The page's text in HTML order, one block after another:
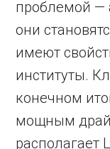
проблемой —
они
имеют
институты.
конечном
мощным
располагает